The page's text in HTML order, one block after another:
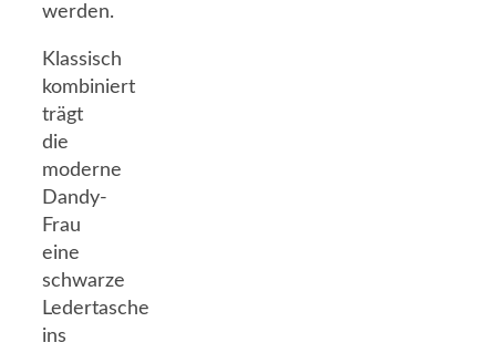
werden.
Klassisch
kombiniert
trägt
die
moderne
Dandy-
Frau
eine
schwarze
Ledertasche
ins